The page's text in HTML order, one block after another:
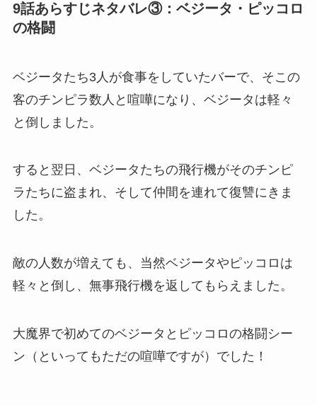
9話あらすじネタバレ③：ベジータ・ピッコロ
の格闘
ベジータたち3人が食事をしていたバーで、そこの
客のチンピラ数人と喧嘩になり、ベジータは軽々
と倒しました。
すると翌日、ベジータたちの飛行機がそのチンピ
ラたちに盗まれ、そして仲間を連れて復讐にきま
した。
敵の人数が増えても、当然ベジータやピッコロは
軽々と倒し、無事飛行機を返してもらえました。
大魔界で初めてのベジータとピッコロの格闘シー
ン（といってもただの喧嘩ですが）でした！